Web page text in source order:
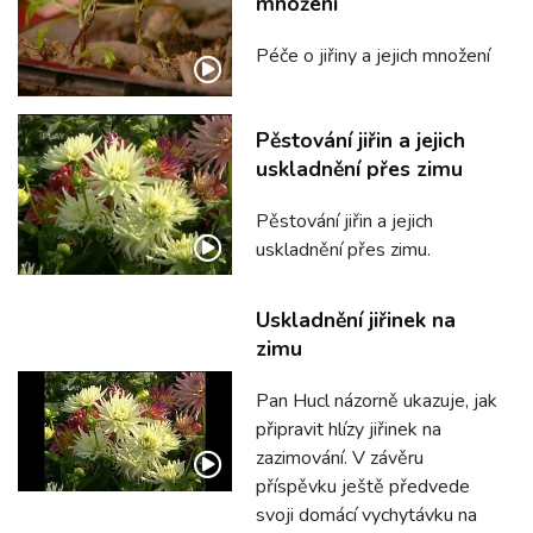
Péče o jiřiny a jejich množení
Pěstování jiřin a jejich
uskladnění přes zimu
Pěstování jiřin a jejich
uskladnění přes zimu.
Uskladnění jiřinek na
zimu
Pan Hucl názorně ukazuje, jak
připravit hlízy jiřinek na
zazimování. V závěru
příspěvku ještě předvede
svoji domácí vychytávku na